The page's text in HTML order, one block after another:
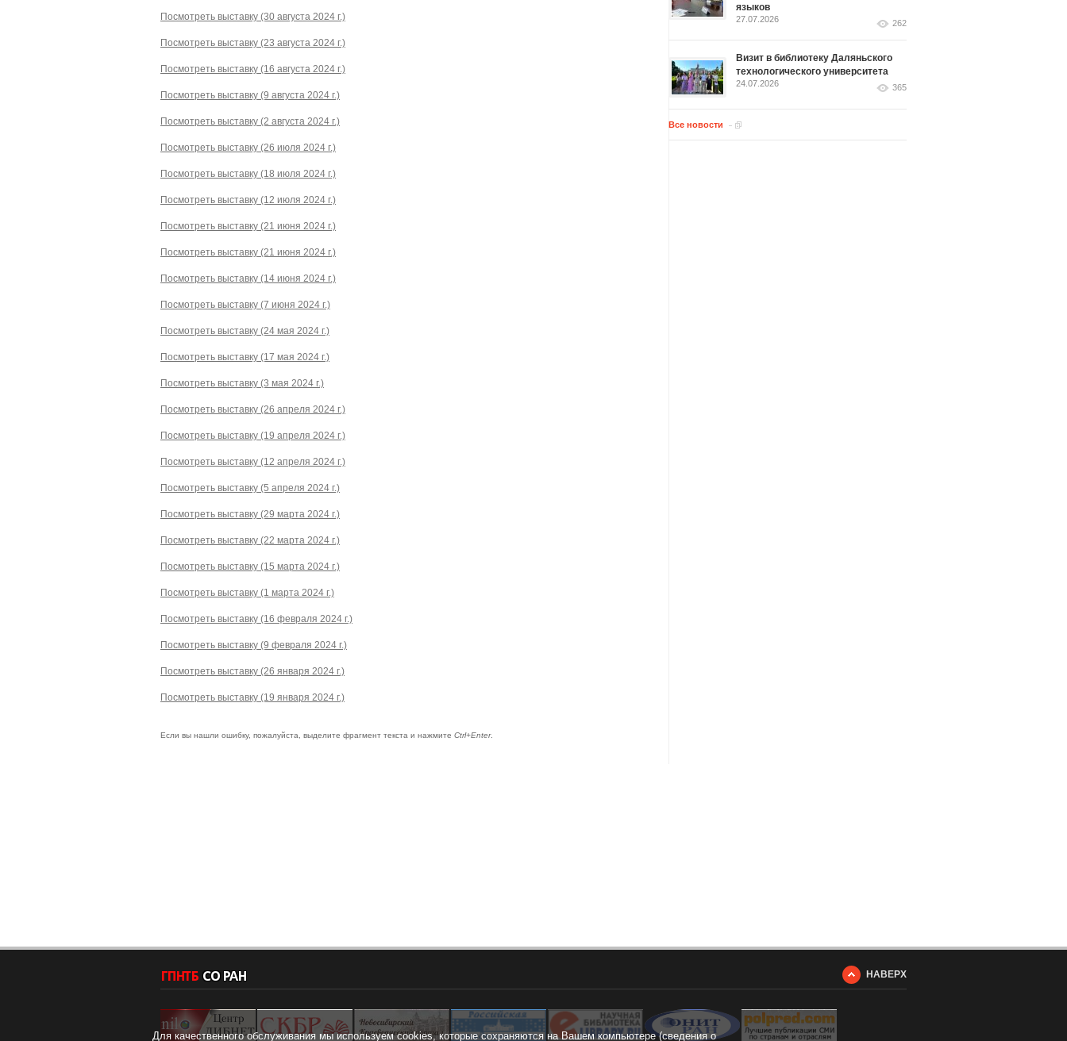
Посмотреть выставку (30 августа 2024 г.)
Посмотреть выставку (23 августа 2024 г.)
Посмотреть выставку (16 августа 2024 г.)
Посмотреть выставку (9 августа 2024 г.)
Посмотреть выставку (2 августа 2024 г.)
Посмотреть выставку (26 июля 2024 г.)
Посмотреть выставку (18 июля 2024 г.)
Посмотреть выставку (12 июля 2024 г.)
Посмотреть выставку (21 июня 2024 г.)
Посмотреть выставку (21 июня 2024 г.)
Посмотреть выставку (14 июня 2024 г.)
Посмотреть выставку (7 июня 2024 г.)
Посмотреть выставку (24 мая 2024 г.)
Посмотреть выставку (17 мая 2024 г.)
Посмотреть выставку (3 мая 2024 г.)
Посмотреть выставку (26 апреля 2024 г.)
Посмотреть выставку (19 апреля 2024 г.)
Посмотреть выставку (12 апреля 2024 г.)
Посмотреть выставку (5 апреля 2024 г.)
Посмотреть выставку (29 марта 2024 г.)
Посмотреть выставку (22 марта 2024 г.)
Посмотреть выставку (15 марта 2024 г.)
Посмотреть выставку (1 марта 2024 г.)
Посмотреть выставку (16 февраля 2024 г.)
Посмотреть выставку (9 февраля 2024 г.)
Посмотреть выставку (26 января 2024 г.)
Посмотреть выставку (19 января 2024 г.)
Если вы нашли ошибку, пожалуйста, выделите фрагмент текста и нажмите Ctrl+Enter.
языков
27.07.2026 262
Визит в библиотеку Даляньского
технологического университета
24.07.2026 365
Все новости
НАВЕРХ
Для качественного обслуживания мы используем cookies, которые сохраняются на Вашем компьютере (сведения о